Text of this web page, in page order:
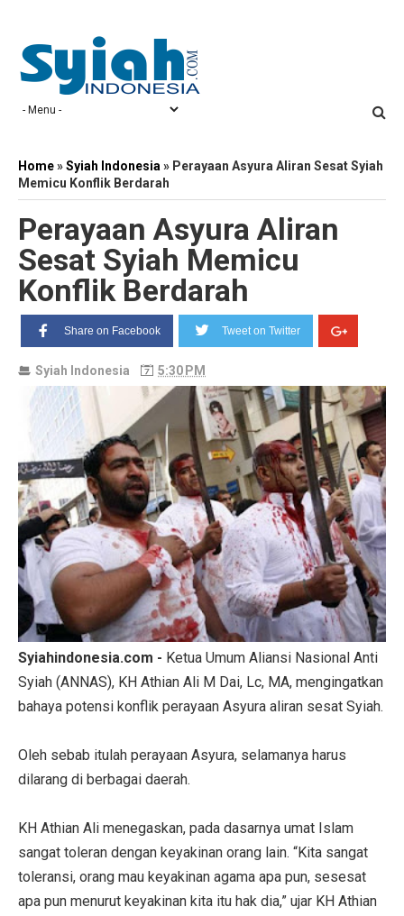
Home»Syiah Indonesia » Perayaan Asyura Aliran Sesat Syiah
Memicu Konflik Berdarah
Perayaan Asyura Aliran
Sesat Syiah Memicu
Konflik Berdarah
Share on Facebook Tweet on Twitter
Syiah Indonesia 5:30 PM
Syiahindonesia.com - Ketua Umum Aliansi Nasional Anti
Syiah (ANNAS), KH Athian Ali M Dai, Lc, MA, mengingatkan
bahaya potensi konflik perayaan Asyura aliran sesat Syiah.
Oleh sebab itulah perayaan Asyura, selamanya harus
dilarang di berbagai daerah.
KH Athian Ali menegaskan, pada dasarnya umat Islam
sangat toleran dengan keyakinan orang lain. “Kita sangat
toleransi, orang mau keyakinan agama apa pun, sesesat
apa pun menurut keyakinan kita itu hak dia,” ujar KH Athian